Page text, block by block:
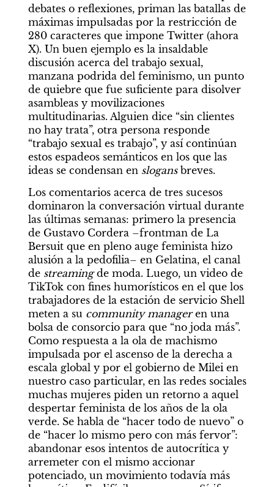
debates o reflexiones, priman las batallas de
máximas impulsadas por la restricción de
280 caracteres que impone Twitter (ahora
X). Un buen ejemplo es la insaldable
discusión acerca del trabajo sexual,
manzana podrida del feminismo, un punto
de quiebre que fue suficiente para disolver
asambleas y movilizaciones
multitudinarias. Alguien dice “sin clientes
no hay trata”, otra persona responde
“trabajo sexual es trabajo”, y así continúan
estos espadeos semánticos en los que las
ideas se condensan en slogans breves.
Los comentarios acerca de tres sucesos
dominaron la conversación virtual durante
las últimas semanas: primero la presencia
de Gustavo Cordera –frontman de La
Bersuit que en pleno auge feminista hizo
alusión a la pedofilia– en Gelatina, el canal
de streaming de moda. Luego, un video de
TikTok con fines humorísticos en el que los
trabajadores de la estación de servicio Shell
meten a su community manager en una
bolsa de consorcio para que “no joda más”.
Como respuesta a la ola de machismo
impulsada por el ascenso de la derecha a
escala global y por el gobierno de Milei en
nuestro caso particular, en las redes sociales
muchas mujeres piden un retorno a aquel
despertar feminista de los años de la ola
verde. Se habla de “hacer todo de nuevo” o
de “hacer lo mismo pero con más fervor”:
abandonar esos intentos de autocrítica y
arremeter con el mismo accionar
potenciado, un movimiento todavía más